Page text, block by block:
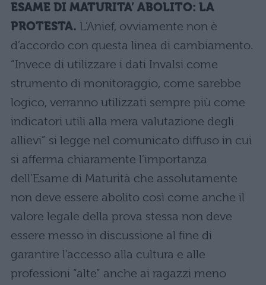
ESAME DI MATURITA’ ABOLITO: LA
PROTESTA. L’Anief, ovviamente non è
d’accordo con questa linea di cambiamento.
“Invece di utilizzare i dati Invalsi come
strumento di monitoraggio, come sarebbe
logico, verranno utilizzati sempre più come
indicatori utili alla mera valutazione degli
allievi” si legge nel comunicato diffuso in cui
si afferma chiaramente l’importanza
dell’Esame di Maturità che assolutamente
non deve essere abolito così come anche il
valore legale della prova stessa non deve
essere messo in discussione al fine di
garantire l’accesso alla cultura e alle
professioni “alte” anche ai ragazzi meno